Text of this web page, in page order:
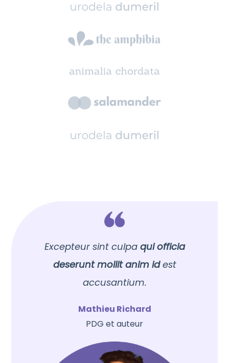
Excepteur sint culpa qui officia
deserunt mollit anim idest
accusantium.
Mathieu Richard
PDG et auteur